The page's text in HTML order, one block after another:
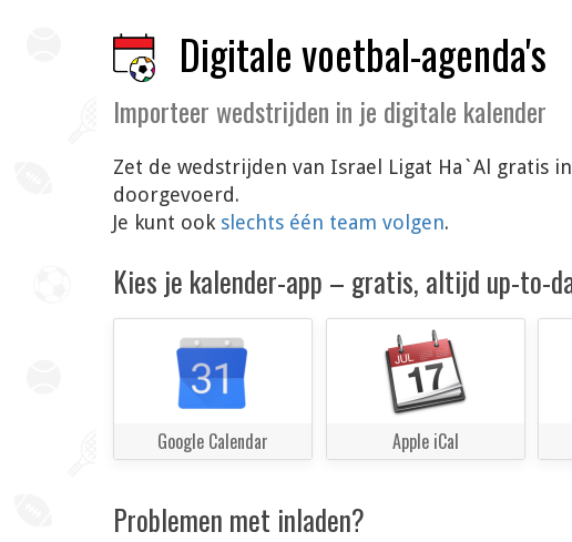
Digitale voetbal-agenda's
Importeer wedstrijden in je digitale kalender
Zet de wedstrijden van Israel Ligat Ha`Al gratis
doorgevoerd.
Je kunt ook slechts één team volgen.
Kies je kalender-app – gratis, altijd up-to-
Google Calendar Apple iCal
Problemen met inladen?